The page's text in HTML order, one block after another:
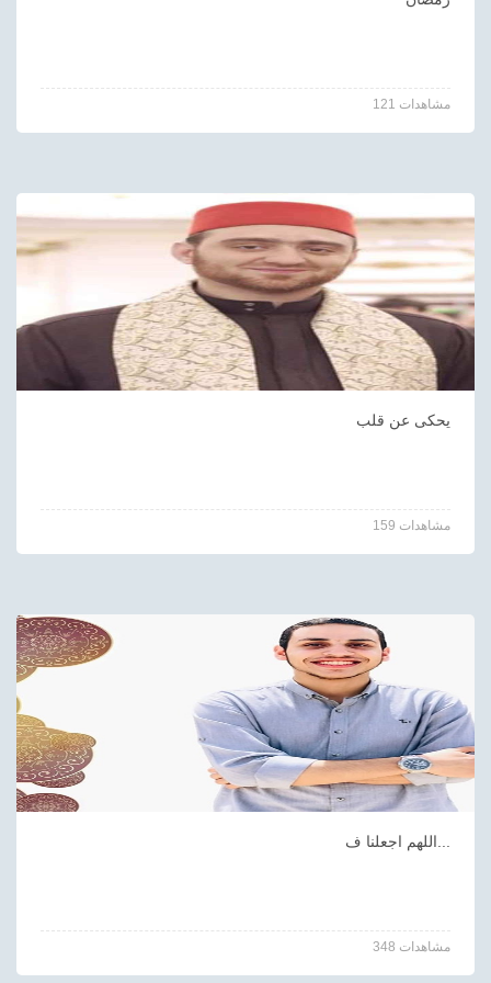
121 مشاهدات
يحكى عن قلب
159 مشاهدات
348 مشاهدات